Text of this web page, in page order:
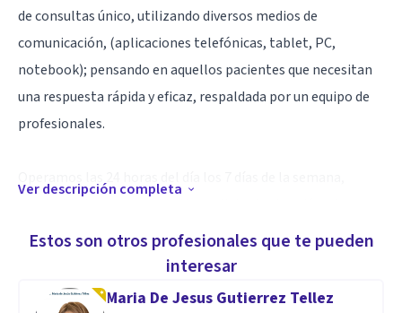
de consultas único, utilizando diversos medios de
comunicación, (aplicaciones telefónicas, tablet, PC,
notebook); pensando en aquellos pacientes que necesitan
una respuesta rápida y eficaz, respaldada por un equipo de
profesionales.
comodidad de nuestros pacientes, siempre orientados a
acompañar y contener a aquellos que lo necesitan. Nuestro
sistema está diseñado para controlar y gestionar cada
Ver descripción completa
Estos son otros profesionales que te pueden
interesar
Maria De Jesus Gutierrez Tellez